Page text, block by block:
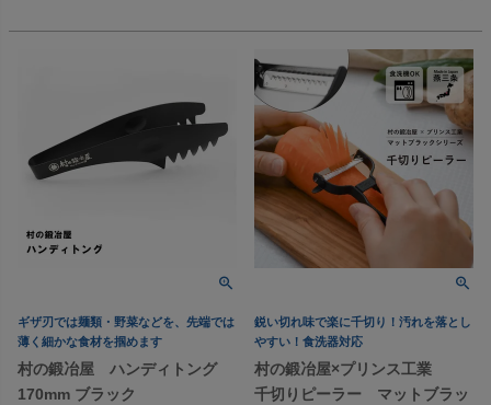
ギザ刃では麺類・野菜などを、先端では
薄く細かな食材を掴めます
村の鍛冶屋 ハンディトング
170mm ブラック
鋭い切れ味で楽に千切り！汚れを落とし
やすい！食洗器対応
村の鍛冶屋×プリンス工業
千切りピーラー マットブラッ